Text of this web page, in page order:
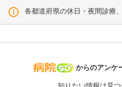
各都道府県の休日・夜間診療
病院なび
からのアンケ